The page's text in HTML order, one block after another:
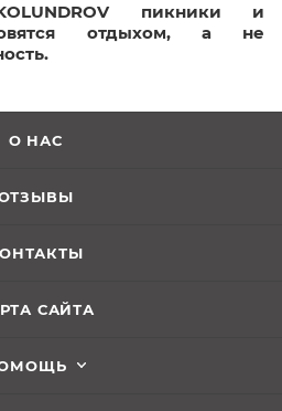
пикники и
отдыхом, а не
О НАС
САЙТА